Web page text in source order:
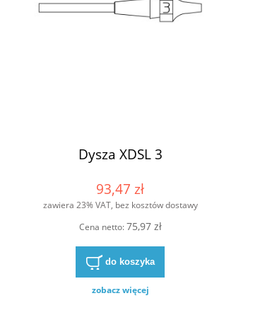
Dysza XDSL 3
93,47 zł
zawiera 23% VAT, bez kosztów dostawy
Cena netto:75,97 zł
do koszyka
zobacz więcej